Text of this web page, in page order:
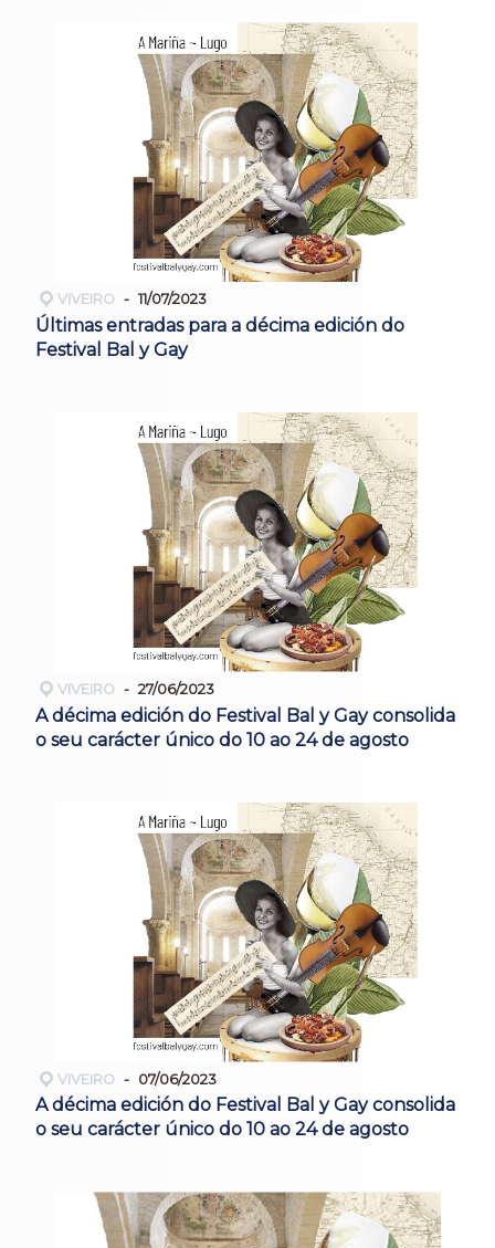
VIVEIRO 11/07/2023
Últimas entradas para a décima edición do
Festival Bal y Gay
VIVEIRO 27/06/2023
A décima edición do Festival Bal y Gay consolida
o seu carácter único do 10 ao 24 de agosto
VIVEIRO 07/06/2023
A décima edición do Festival Bal y Gay consolida
o seu carácter único do 10 ao 24 de agosto